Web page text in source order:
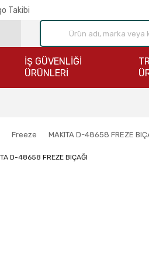
Takibi
İŞ GÜVENLİĞİ
ÜRÜNLERİ
Freeze MAKITA D-48658 FREZE